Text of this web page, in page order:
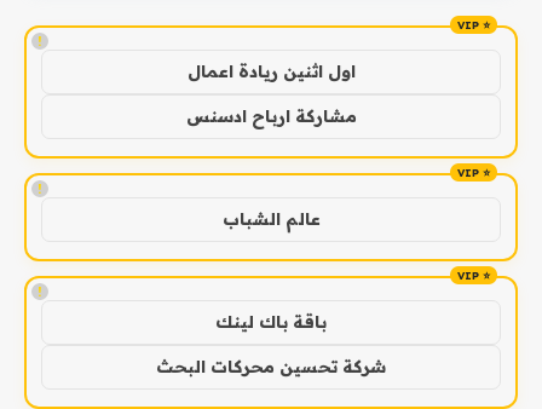
!
اول اثنين ريادة اعمال
مشاركة ارباح ادسنس
!
عالم الشباب
!
باقة باك لينك
شركة تحسين محركات البحث